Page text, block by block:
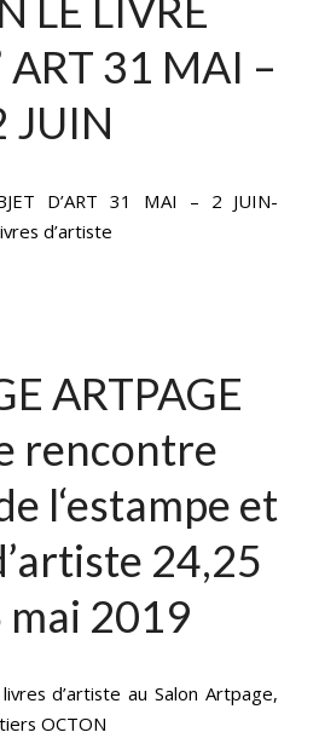
LE LIVRE
ART 31 MAI –
JUIN
D’ART 31 MAI – 2 JUIN-
d’artiste
ARTPAGE
rencontre
l‘estampe et
24,25
mai 2019
d’artiste au Salon Artpage,
OCTON